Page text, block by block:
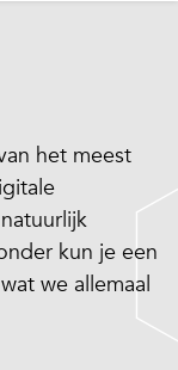
het meest
kun je een
we allemaal